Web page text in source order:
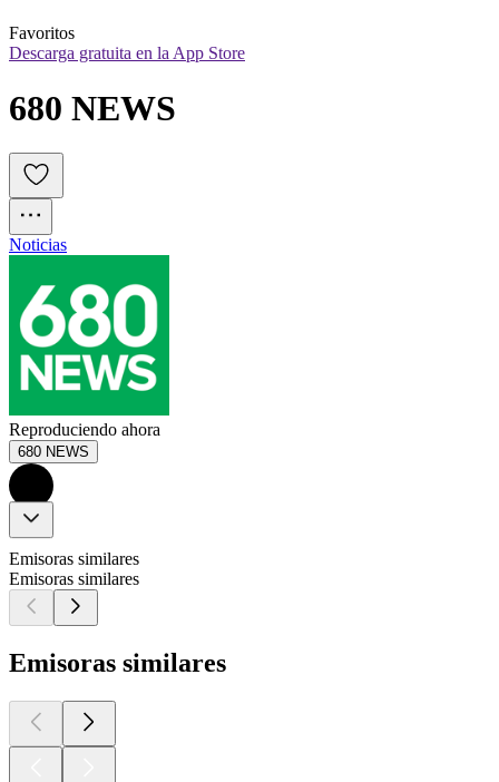
Favoritos
Descarga gratuita en la App Store
680 NEWS
Noticias
Reproduciendo ahora
680 NEWS
Emisoras similares
Emisoras similares
Emisoras similares